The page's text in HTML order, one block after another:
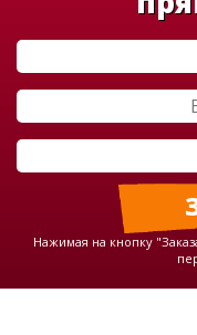
Нажимая на кнопку